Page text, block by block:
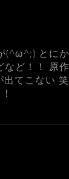
(^ω^;) とに
ど！！ 原
てこない